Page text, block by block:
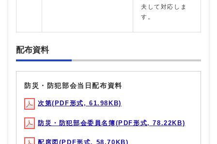
夫して対応しま
す。
配布資料
防災・防犯部会当日配布資料
次第(PDF形式, 61.98KB)
防災・防犯部会委員名簿(PDF形式, 78.22KB)
配席図(PDF形式, 58.70KB)